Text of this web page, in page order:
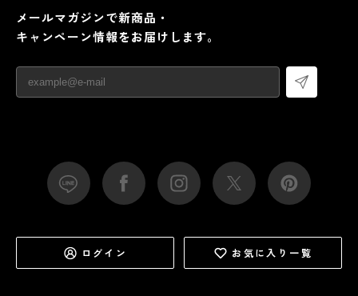
メールマガジンで新商品・
キャンペーン情報をお届けします。
ログイン お気に入り一覧